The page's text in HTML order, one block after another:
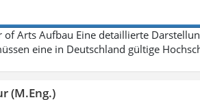
of Arts Aufbau Eine detaillierte
eine in Deutschland gültige
(M.Eng.)